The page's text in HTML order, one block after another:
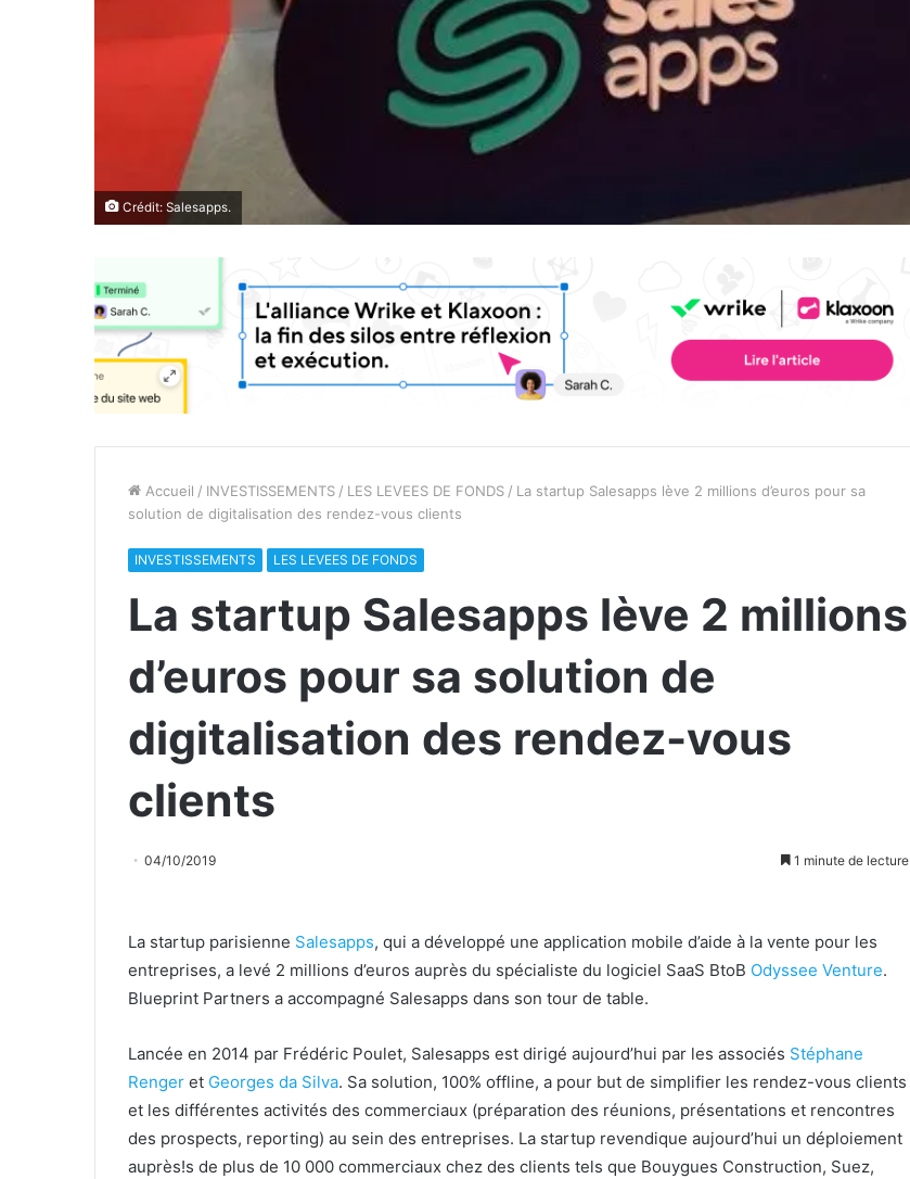
Crédit: Salesapps.
Accueil / INVESTISSEMENTS / LES LEVEES DE FONDS / La startup Salesapps lève 2 millions d’euros pour sa
solution de digitalisation des rendez-vous clients
INVESTISSEMENTS LES LEVEES DE FONDS
La startup Salesapps lève 2 millions
d’euros pour sa solution de
digitalisation des rendez-vous
clients
04/10/2019 1 minute de lecture
La startup parisienne Salesapps, qui a développé une application mobile d’aide à la vente pour les
entreprises, a levé 2 millions d’euros auprès du spécialiste du logiciel SaaS BtoB Odyssee Venture.
Blueprint Partners a accompagné Salesapps dans son tour de table.
Lancée en 2014 par Frédéric Poulet, Salesapps est dirigé aujourd’hui par les associés Stéphane
Renger et Georges da Silva. Sa solution, 100% offline, a pour but de simplifier les rendez-vous clients
et les différentes activités des commerciaux (préparation des réunions, présentations et rencontres
des prospects, reporting) au sein des entreprises. La startup revendique aujourd’hui un déploiement
auprès!s de plus de 10 000 commerciaux chez des clients tels que Bouygues Construction, Suez,